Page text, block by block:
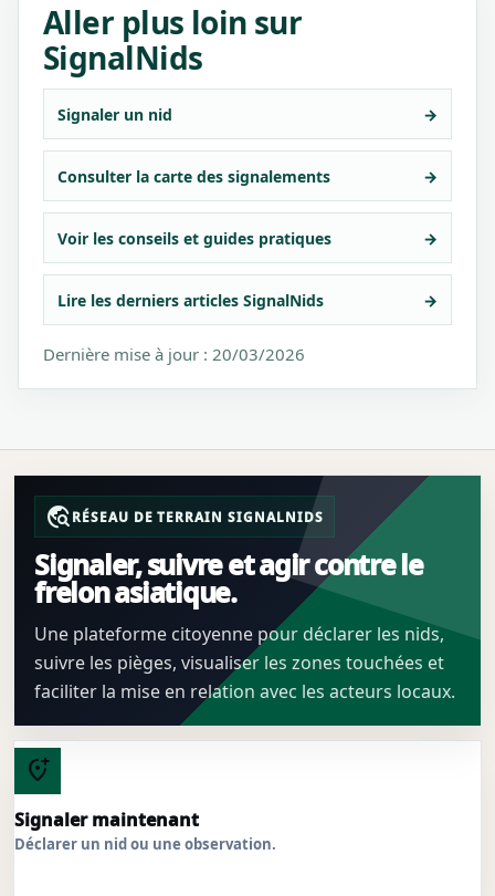
Aller plus loin sur
SignalNids
Signaler un nid →
Consulter la carte des signalements →
Voir les conseils et guides pratiques →
Lire les derniers articles SignalNids →
Dernière mise à jour : 20/03/2026
travel_exploreRÉSEAU DE TERRAIN SIGNALNIDS
Signaler, suivre et agir contre le
frelon asiatique.
Une plateforme citoyenne pour déclarer les nids,
suivre les pièges, visualiser les zones touchées et
faciliter la mise en relation avec les acteurs locaux.
add_location_alt
Signaler maintenant
Déclarer un nid ou une observation.